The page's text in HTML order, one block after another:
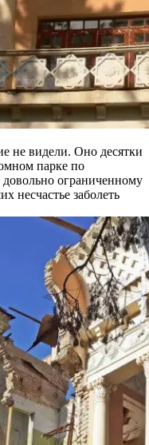
не видели. Оно десятки
парке по
ограниченному
несчастье заболеть